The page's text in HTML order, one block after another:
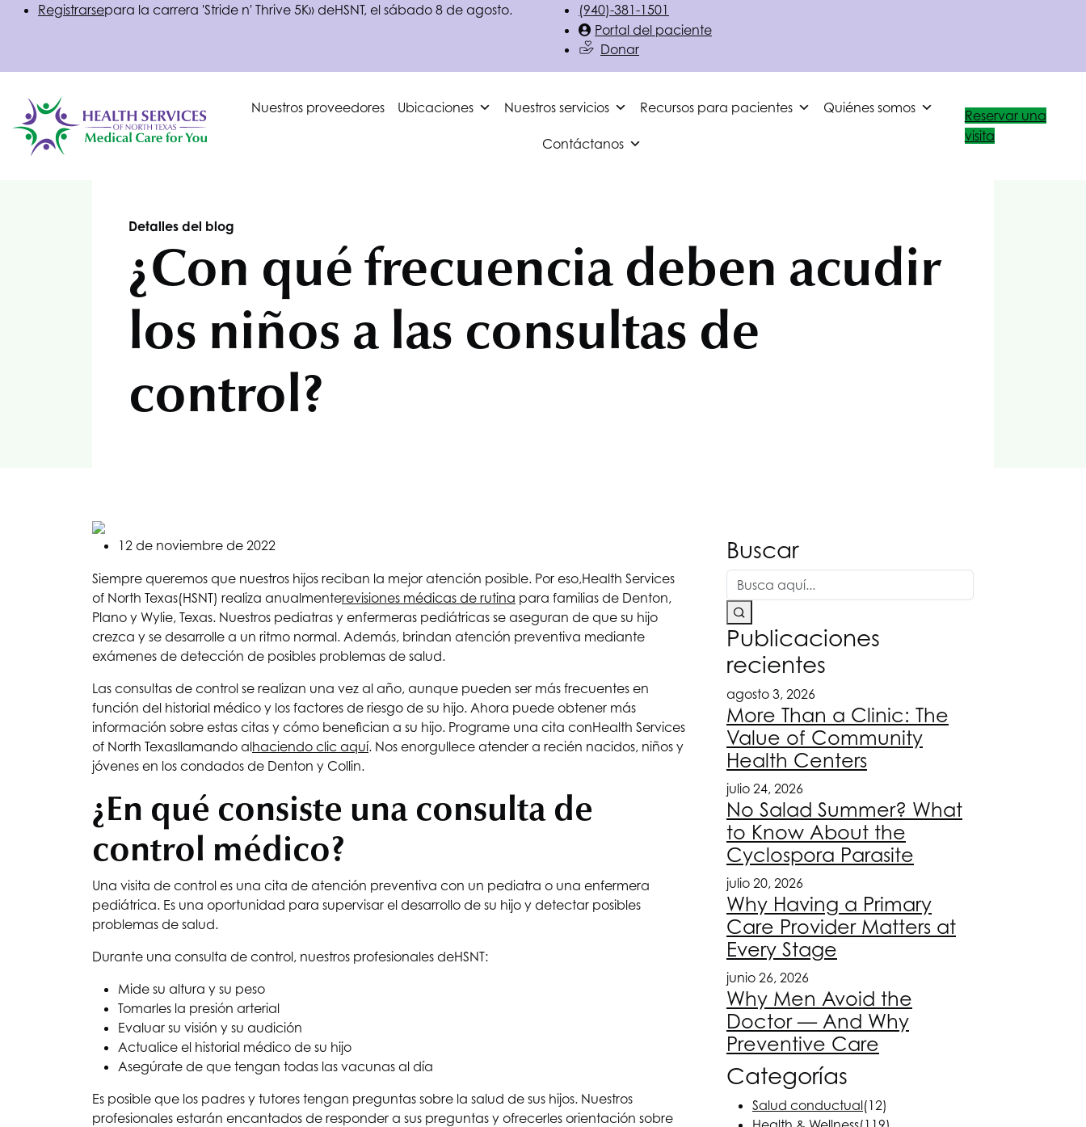
Registrarsepara la carrera 'Stride n' Thrive 5K» deHSNT, el sábado 8 de agosto.
(940)-381-1501
Portal del paciente
Donar
Nuestros proveedores Ubicaciones Nuestros servicios Recursos para pacientes Quiénes somos
Contáctanos
Reservar una
visita
Detalles del blog
¿Con qué frecuencia deben acudir
los niños a las consultas de
control?
12 de noviembre de 2022
Siempre queremos que nuestros hijos reciban la mejor atención posible. Por eso,Health Services
of North Texas(HSNT) realiza anualmenterevisiones médicas de rutina para familias de Denton,
Plano y Wylie, Texas. Nuestros pediatras y enfermeras pediátricas se aseguran de que su hijo
crezca y se desarrolle a un ritmo normal. Además, brindan atención preventiva mediante
exámenes de detección de posibles problemas de salud.
Las consultas de control se realizan una vez al año, aunque pueden ser más frecuentes en
función del historial médico y los factores de riesgo de su hijo. Ahora puede obtener más
información sobre estas citas y cómo benefician a su hijo. Programe una cita conHealth Services
of North Texasllamando alhaciendo clic aquí. Nos enorgullece atender a recién nacidos, niños y
jóvenes en los condados de Denton y Collin.
¿En qué consiste una consulta de
control médico?
Una visita de control es una cita de atención preventiva con un pediatra o una enfermera
pediátrica. Es una oportunidad para supervisar el desarrollo de su hijo y detectar posibles
problemas de salud.
Durante una consulta de control, nuestros profesionales deHSNT:
Mide su altura y su peso
Tomarles la presión arterial
Evaluar su visión y su audición
Actualice el historial médico de su hijo
Asegúrate de que tengan todas las vacunas al día
Es posible que los padres y tutores tengan preguntas sobre la salud de sus hijos. Nuestros
profesionales estarán encantados de responder a sus preguntas y ofrecerles orientación sobre
Buscar
Publicaciones
recientes
agosto 3, 2026
More Than a Clinic: The
Value of Community
Health Centers
julio 24, 2026
No Salad Summer? What
to Know About the
Cyclospora Parasite
julio 20, 2026
Why Having a Primary
Care Provider Matters at
Every Stage
junio 26, 2026
Why Men Avoid the
Doctor — And Why
Preventive Care
Categorías
Salud conductual(12)